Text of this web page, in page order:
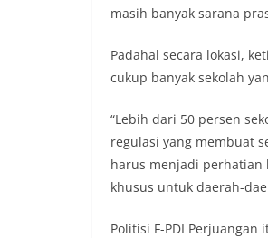
masih banyak sarana
Padahal secara lokasi,
cukup banyak sekolah
“Lebih dari 50 persen
regulasi yang membuat
harus menjadi perhatian
khusus untuk daerah-
Politisi F-PDI